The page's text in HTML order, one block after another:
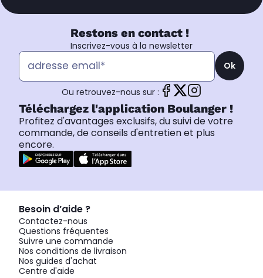
Restons en contact !
Inscrivez-vous à la newsletter
Ok
Ou retrouvez-nous sur :
Téléchargez l'application Boulanger !
Profitez d'avantages exclusifs, du suivi de votre
commande, de conseils d'entretien et plus
encore.
Besoin d’aide ?
Contactez-nous
Questions fréquentes
Suivre une commande
Nos conditions de livraison
Nos guides d'achat
Centre d'aide